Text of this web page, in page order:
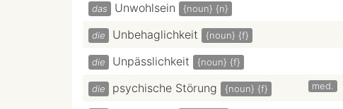
das Unwohlsein {noun} {n}
die Unbehaglichkeit {noun} {f}
die Unpässlichkeit {noun} {f}
die psychische Störung {noun} {f} med.